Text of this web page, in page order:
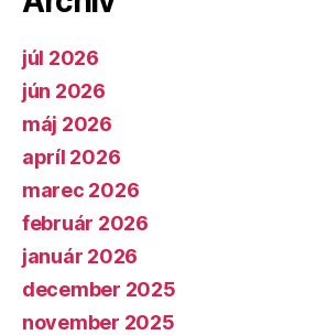
júl 2026
jún 2026
máj 2026
apríl 2026
marec 2026
február 2026
január 2026
december 2025
november 2025